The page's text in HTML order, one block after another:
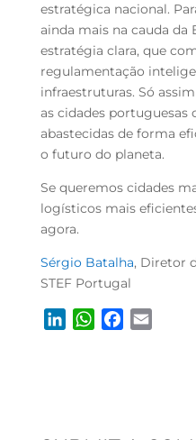
estratégica nacional.
ainda mais na cauda da
estratégia clara, que
regulamentação
infraestruturas. Só
as cidades portuguesas
abastecidas de forma
o futuro do planeta.
Se queremos cidades
logísticos mais
agora.
Sérgio Batalha, Diretor
STEF Portugal
W